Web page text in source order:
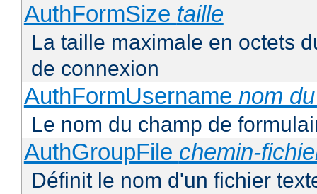
AuthFormSize taille
La taille maximale en octets
de connexion
AuthFormUsername nom
Le nom du champ de
AuthGroupFile chemin-
Définit le nom d'un fichier